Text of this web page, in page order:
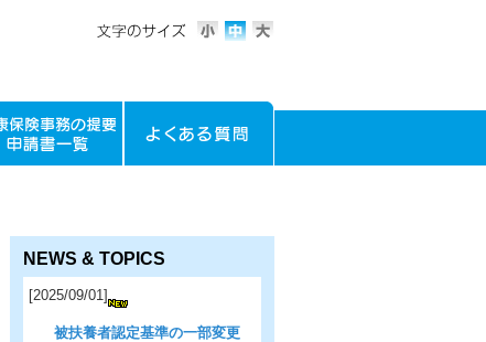
NEWS & TOPICS
[2025/09/01]
被扶養者認定基準の一部変更